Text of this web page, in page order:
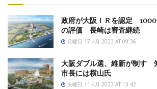
政府が大阪ＩＲを認定 1000
の評価 長崎は審査継続
月曜日 17 4月 2023 AT 09:36
大阪ダブル選、維新が制す
市長には横山氏
火曜日 11 4月 2023 AT 13:42